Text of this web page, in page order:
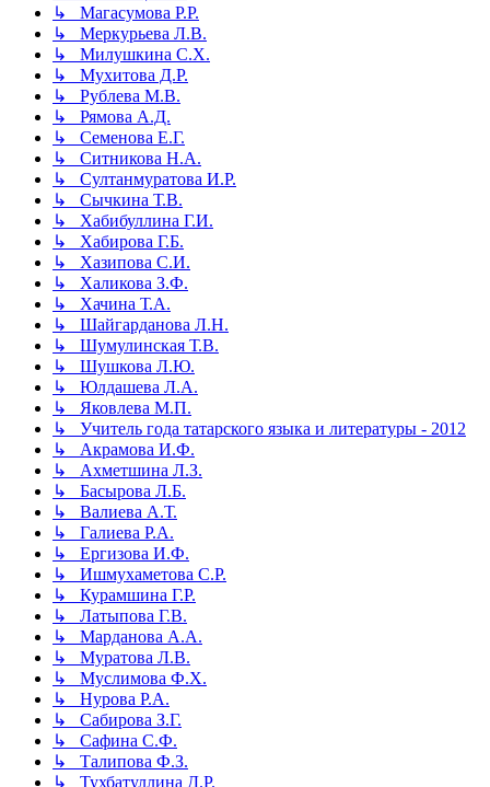
↳ Магасумова Р.Р.
↳ Меркурьева Л.В.
↳ Милушкина С.Х.
↳ Мухитова Д.Р.
↳ Рублева М.В.
↳ Рямова А.Д.
↳ Семенова Е.Г.
↳ Ситникова Н.А.
↳ Султанмуратова И.Р.
↳ Сычкина Т.В.
↳ Хабибуллина Г.И.
↳ Хабирова Г.Б.
↳ Хазипова С.И.
↳ Халикова З.Ф.
↳ Хачина Т.А.
↳ Шайгарданова Л.Н.
↳ Шумулинская Т.В.
↳ Шушкова Л.Ю.
↳ Юлдашева Л.А.
↳ Яковлева М.П.
↳ Учитель года татарского языка и литературы - 2012
↳ Акрамова И.Ф.
↳ Ахметшина Л.З.
↳ Басырова Л.Б.
↳ Валиева А.Т.
↳ Галиева Р.А.
↳ Ергизова И.Ф.
↳ Ишмухаметова С.Р.
↳ Курамшина Г.Р.
↳ Латыпова Г.В.
↳ Марданова А.А.
↳ Муратова Л.В.
↳ Муслимова Ф.Х.
↳ Нурова Р.А.
↳ Сабирова З.Г.
↳ Сафина С.Ф.
↳ Талипова Ф.З.
↳ Тухбатуллина Д.Р.